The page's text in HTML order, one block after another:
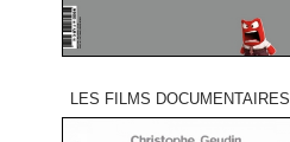
LES FILMS DOCUMENTAIRES